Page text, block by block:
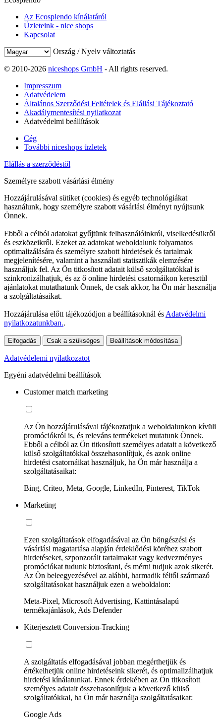
Az Ecosplendo kínálatáról
Üzleteink - nice shops
Kapcsolat
Ország / Nyelv változtatás
© 2010-2026 niceshops GmbH - All rights reserved.
Impresszum
Adatvédelem
Általános Szerződési Feltételek és Elállási Tájékoztató
Akadálymentesítési nyilatkozat
Adatvédelmi beállítások
Cég
További niceshops üzletek
Elállás a szerződéstől
Személyre szabott vásárlási élmény
Hozzájárulásával sütiket (cookies) és egyéb technológiákat
használunk, hogy személyre szabott vásárlási élményt nyújtsunk
Önnek.
Ebből a célból adatokat gyűjtünk felhasználóinkról, viselkedésükről
és eszközeikről. Ezeket az adatokat weboldalunk folyamatos
optimalizálására és személyre szabott hirdetések és tartalmak
megjelenítésére, valamint a használati statisztikák elemzésére
használjuk fel. Az Ön titkosított adatait külső szolgáltatókkal is
szinkronizálhatjuk, és az ő online hirdetési csatornáikon keresztül
ajánlatokat mutathatunk Önnek, de csak akkor, ha Ön már használja
a szolgáltatásaikat.
Hozzájárulása előtt tájékozódjon a beállításoknál és Adatvédelmi
nyilatkozatunkban..
Elfogadás Csak a szükséges Beállítások módosítása
Adatvédelemi nyilatkozatot
Egyéni adatvédelmi beállítások
Customer match marketing
Az Ön hozzájárulásával tájékoztatjuk a weboldalunkon kívüli
promóciókról is, és releváns termékeket mutatunk Önnek.
Ebből a célból az Ön titkosított személyes adatait a következő
külső szolgáltatókkal összehasonlítjuk, és azok online
hirdetési csatornáikat használjuk, ha Ön már használja a
szolgáltatásaikat:
Bing, Criteo, Meta, Google, LinkedIn, Pinterest, TikTok
Marketing
Ezen szolgáltatások elfogadásával az Ön böngészési és
vásárlási magatartása alapján érdeklődési köréhez szabott
hirdetéseket, szponzorált tartalmakat vagy kedvezményes
promóciókat tudunk biztosítani, és mérni tudjuk azok sikerét.
Az Ön beleegyezésével az alábbi, harmadik féltől származó
szolgáltatásokat használjuk ezen a weboldalon:
Meta-Pixel, Microsoft Advertising, Kattintásalapú
termékajánlások, Ads Defender
Kiterjesztett Conversion-Tracking
A szolgáltatás elfogadásával jobban megérthetjük és
értékelhetjük online hirdetéseink sikerét, és optimalizálhatjuk
hirdetési kínálatunkat. Ennek érdekében az Ön titkosított
személyes adatait összehasonlítjuk a következő külső
szolgáltatókkal, ha Ön már használja szolgáltatásaikat:
Google Ads